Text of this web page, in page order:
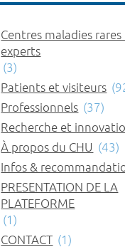
Centres maladies
experts
(3)
Patients et visiteurs
Professionnels (37)
Recherche et
À propos du CHU (43)
Infos &
PRESENTATION DE LA
PLATEFORME
(1)
CONTACT (1)